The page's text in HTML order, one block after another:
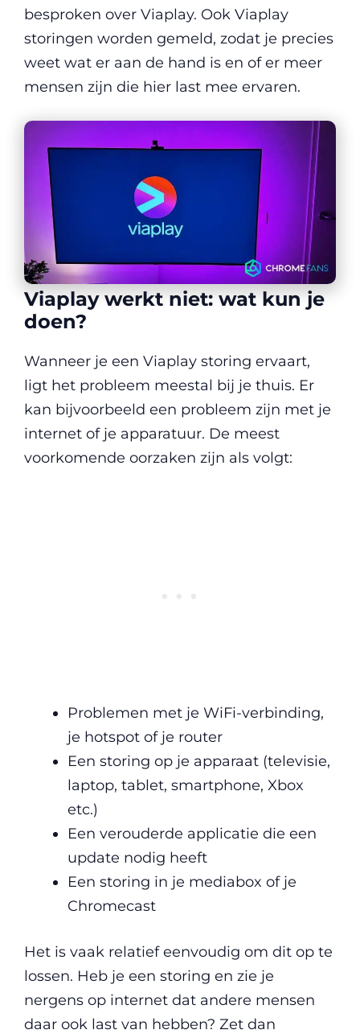
besproken over Viaplay. Ook Viaplay
storingen worden gemeld, zodat je precies
weet wat er aan de hand is en of er meer
mensen zijn die hier last mee ervaren.
Viaplay werkt niet: wat kun je
doen?
Wanneer je een Viaplay storing ervaart,
ligt het probleem meestal bij je thuis. Er
kan bijvoorbeeld een probleem zijn met je
internet of je apparatuur. De meest
voorkomende oorzaken zijn als volgt:
Problemen met je WiFi-verbinding,
je hotspot of je router
Een storing op je apparaat (televisie,
laptop, tablet, smartphone, Xbox
etc.)
Een verouderde applicatie die een
update nodig heeft
Een storing in je mediabox of je
Chromecast
Het is vaak relatief eenvoudig om dit op te
lossen. Heb je een storing en zie je
nergens op internet dat andere mensen
daar ook last van hebben? Zet dan